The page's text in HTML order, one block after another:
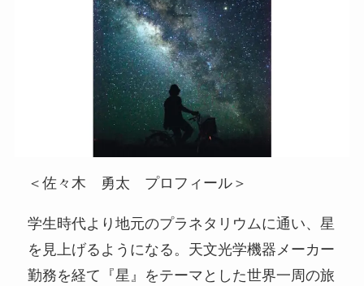
＜佐々木 勇太 プロフィール＞
学生時代より地元のプラネタリウムに通い、星
を見上げるようになる。天文光学機器メーカー
勤務を経て『星』をテーマとした世界一周の旅